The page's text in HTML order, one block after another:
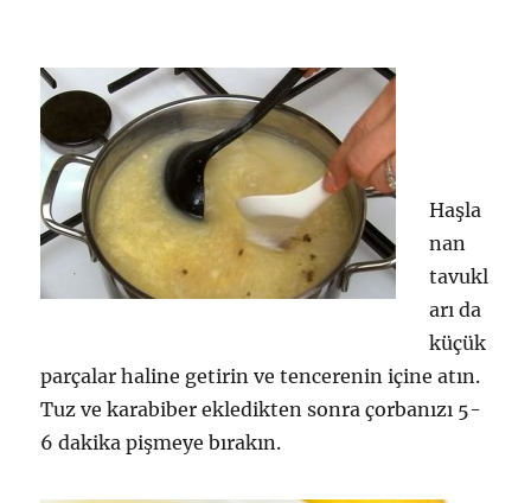
Haşla
nan
tavukl
arı da
küçük
parçalar haline getirin ve tencerenin içine atın.
Tuz ve karabiber ekledikten sonra çorbanızı 5-
6 dakika pişmeye bırakın.